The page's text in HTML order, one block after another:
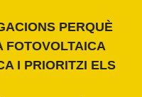
PERQUÈ
FOTOVOLTAICA
I PRIORITZI ELS